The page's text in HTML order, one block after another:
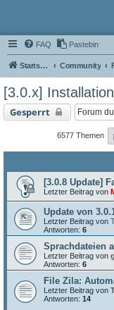
FAQ Pastebin
Startseite Community
[3.0.x]
Gesperrt
6577 Themen
[3.0.8 Update]
Letzter Beitrag von
Update von
Letzter Beitrag von
Antworten: 6
Sprachdateien
Letzter Beitrag von
Antworten: 6
File Zila:
Letzter Beitrag von
Antworten: 14